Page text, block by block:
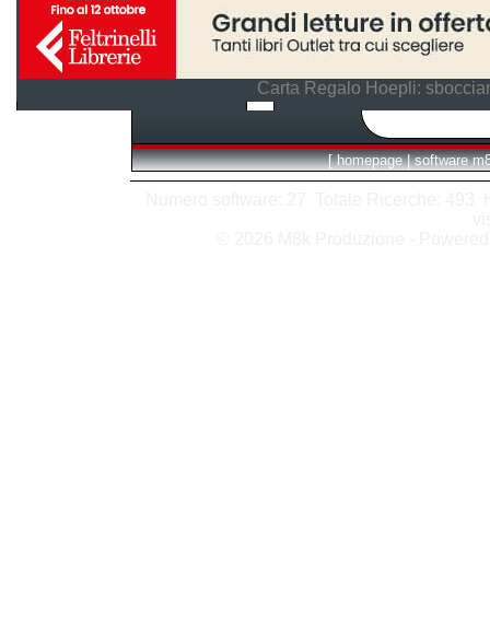
Carta Regalo Hoepli:
[ homepage | software